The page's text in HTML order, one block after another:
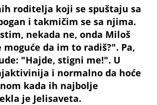
roditelja koji se spuštaju sa
i takmičim se sa njima.
nekada ne, onda Miloš
moguće da im to radiš?". Pa,
"Hajde, stigni me!". U
i normalno da hoće
kada ih najbolje
je Jelisaveta.